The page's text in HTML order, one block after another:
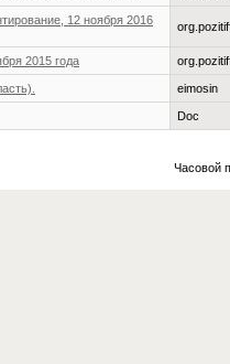
12 ноября 2016
2015 года
eimosin
Doc
Часовой